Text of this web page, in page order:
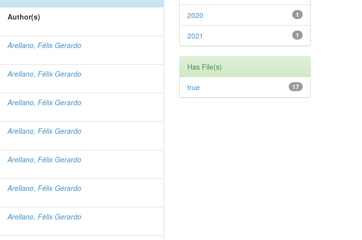
Author(s)
Arellano, Félix Gerardo
Arellano, Félix Gerardo
Arellano, Félix Gerardo
Arellano, Félix Gerardo
Arellano, Félix Gerardo
Arellano, Félix Gerardo
Arellano, Félix Gerardo
1
2020
1
2021
Has File(s)
17
true